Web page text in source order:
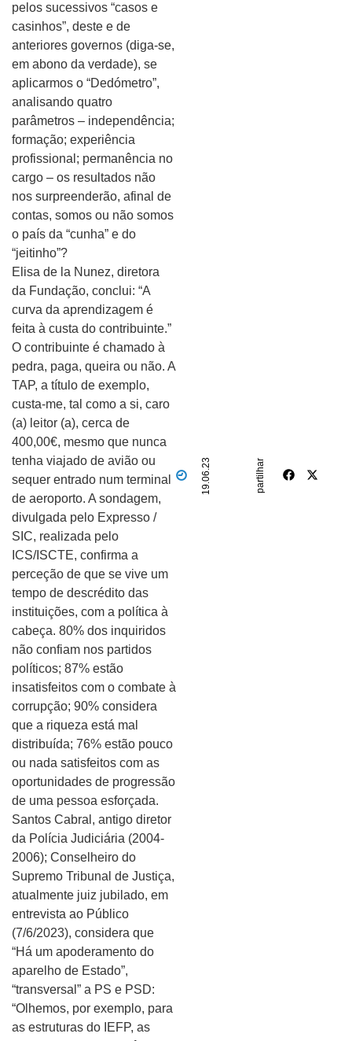
19.06.23 partilhar
pelos sucessivos “casos e
casinhos”, deste e de
anteriores governos (diga-se,
em abono da verdade), se
aplicarmos o “Dedómetro”,
analisando quatro
parâmetros – independência;
formação; experiência
profissional; permanência no
cargo – os resultados não
nos surpreenderão, afinal de
contas, somos ou não somos
o país da “cunha” e do
“jeitinho”?
Elisa de la Nunez, diretora
da Fundação, conclui: “A
curva da aprendizagem é
feita à custa do contribuinte.”
O contribuinte é chamado à
pedra, paga, queira ou não. A
TAP, a título de exemplo,
custa-me, tal como a si, caro
(a) leitor (a), cerca de
400,00€, mesmo que nunca
tenha viajado de avião ou
sequer entrado num terminal
de aeroporto. A sondagem,
divulgada pelo Expresso /
SIC, realizada pelo
ICS/ISCTE, confirma a
perceção de que se vive um
tempo de descrédito das
instituições, com a política à
cabeça. 80% dos inquiridos
não confiam nos partidos
políticos; 87% estão
insatisfeitos com o combate à
corrupção; 90% considera
que a riqueza está mal
distribuída; 76% estão pouco
ou nada satisfeitos com as
oportunidades de progressão
de uma pessoa esforçada.
Santos Cabral, antigo diretor
da Polícia Judiciária (2004-
2006); Conselheiro do
Supremo Tribunal de Justiça,
atualmente juiz jubilado, em
entrevista ao Público
(7/6/2023), considera que
“Há um apoderamento do
aparelho de Estado”,
“transversal” a PS e PSD:
“Olhemos, por exemplo, para
as estruturas do IEFP, as